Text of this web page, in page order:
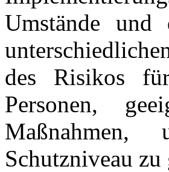
Umstände
des Risikos
Personen,
Schutzniveau